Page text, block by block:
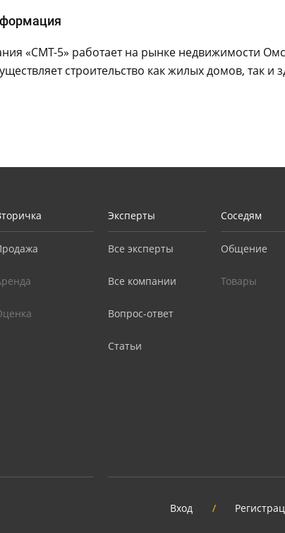
«СМТ-5» работает на рынке недвижимости
строительство как жилых домов, так и
Эксперты
Все эксперты
Все компании
Вопрос-ответ
Статьи
Соседям
Общение
Товары
Вход /